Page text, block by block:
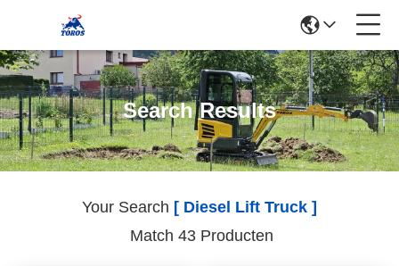
Search Results
Your Search [ Diesel Lift Truck ]
Match 43 Producten